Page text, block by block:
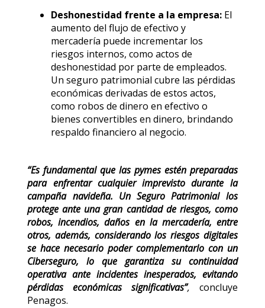
Deshonestidad frente a la empresa: El
aumento del flujo de efectivo y
mercadería puede incrementar los
riesgos internos, como actos de
deshonestidad por parte de empleados.
Un seguro patrimonial cubre las pérdidas
económicas derivadas de estos actos,
como robos de dinero en efectivo o
bienes convertibles en dinero, brindando
respaldo financiero al negocio.
“Es fundamental que las pymes estén preparadas
para enfrentar cualquier imprevisto durante la
campaña navideña. Un Seguro Patrimonial los
protege ante una gran cantidad de riesgos, como
robos, incendios, daños en la mercadería, entre
otros, además, considerando los riesgos digitales
se hace necesario poder complementarlo con un
Ciberseguro, lo que garantiza su continuidad
operativa ante incidentes inesperados, evitando
pérdidas económicas significativas”, concluye
Penagos.